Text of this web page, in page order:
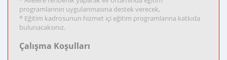
programlarının uygulanmasına destek verecek,
* Eğitim kadrosunun hizmet içi eğitim programlarına katkıda
bulunacaksınız.
Çalışma Koşulları